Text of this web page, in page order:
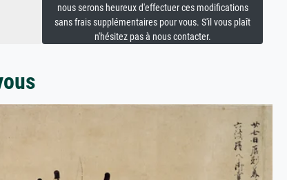
nous serons heureux d'effectuer ces modifications
sans frais supplémentaires pour vous. S'il vous plaît
n'hésitez pas à nous contacter.